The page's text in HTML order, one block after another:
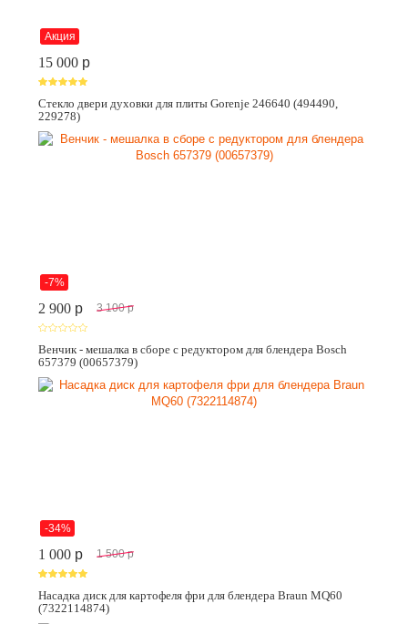
Акция
15 000 p
Стекло двери духовки для плиты Gorenje 246640 (494490,
229278)
-7%
2 900 p 3 100 p
Венчик - мешалка в сборе с редуктором для блендера Bosch
657379 (00657379)
-34%
1 000 p 1 500 p
Насадка диск для картофеля фри для блендера Braun MQ60
(7322114874)